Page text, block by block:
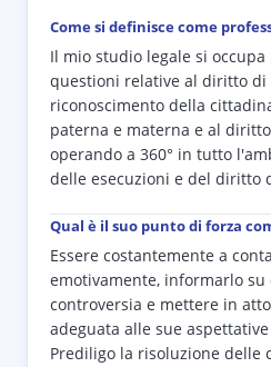
Come si definisce come
Il mio studio legale si
questioni relative al diritto di
riconoscimento della
paterna e materna e al
operando a 360° in tutto
delle esecuzioni e del diritto
Qual è il suo punto di forza
Essere costantemente a
emotivamente, informarlo su
controversia e mettere in
adeguata alle sue
Prediligo la risoluzione delle